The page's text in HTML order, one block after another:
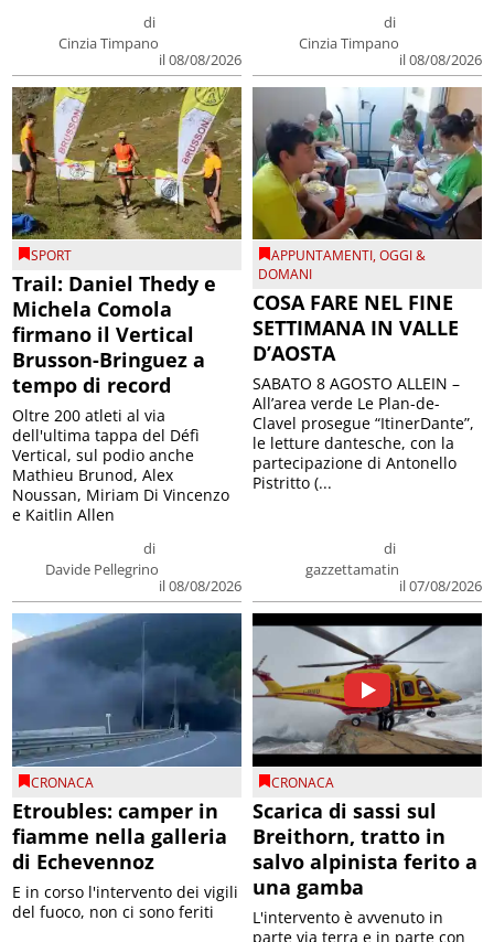
di
Cinzia Timpano
il 08/08/2026
di
Cinzia Timpano
il 08/08/2026
SPORT
Trail: Daniel Thedy e
Michela Comola
firmano il Vertical
Brusson-Bringuez a
tempo di record
di
Davide Pellegrino
il 08/08/2026
Oltre 200 atleti al via
dell'ultima tappa del Défì
Vertical, sul podio anche
Mathieu Brunod, Alex
Noussan, Miriam Di Vincenzo
e Kaitlin Allen
APPUNTAMENTI,OGGI &
DOMANI
COSA FARE NEL FINE
SETTIMANA IN VALLE
D’AOSTA
di
gazzettamatin
il 07/08/2026
SABATO 8 AGOSTO ALLEIN –
All’area verde Le Plan-de-
Clavel prosegue “ItinerDante”,
le letture dantesche, con la
partecipazione di Antonello
Pistritto (...
CRONACA
Etroubles: camper in
fiamme nella galleria
di Echevennoz
E in corso l'intervento dei vigili
del fuoco, non ci sono feriti
CRONACA
Scarica di sassi sul
Breithorn, tratto in
salvo alpinista ferito a
una gamba
L'intervento è avvenuto in
parte via terra e in parte con